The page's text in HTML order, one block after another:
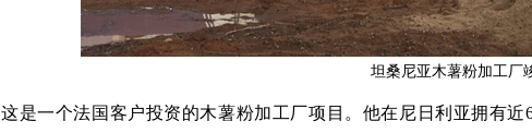
坦桑尼亚木薯粉加工厂
这是一个法国客户投资的木薯粉加工厂项目。他在尼日利亚拥有